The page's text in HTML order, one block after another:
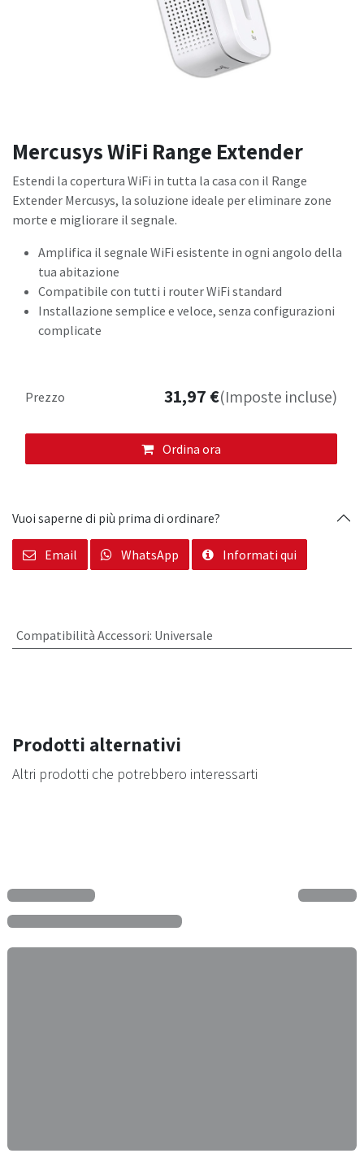
Mercusys WiFi Range Extender
Estendi la copertura WiFi in tutta la casa con il Range
Extender Mercusys, la soluzione ideale per eliminare zone
morte e migliorare il segnale.
Amplifica il segnale WiFi esistente in ogni angolo della
tua abitazione
Compatibile con tutti i router WiFi standard
Installazione semplice e veloce, senza configurazioni
complicate
Ordina ora
Prezzo 31,97€(Imposte incluse)
Vuoi saperne di più prima di ordinare?
Email WhatsApp Informati qui
Compatibilità Accessori: Universale
Prodotti alternativi
Altri prodotti che potrebbero interessarti